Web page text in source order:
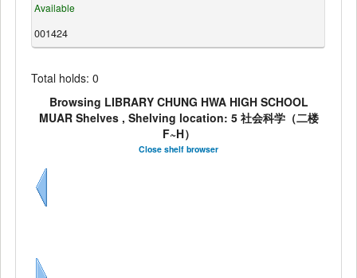
Available
001424
Total holds: 0
Browsing LIBRARY CHUNG HWA HIGH SCHOOL
MUAR Shelves , Shelving location: 5 社会科学（二楼
F~H）
Close shelf browser